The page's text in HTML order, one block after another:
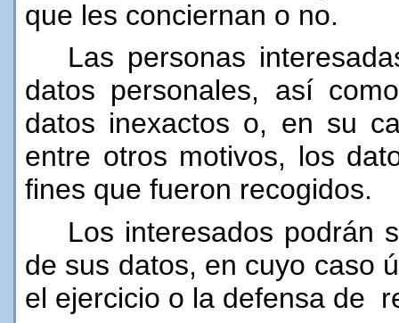
que les conciernan o no.
Las personas
datos personales, así
datos inexactos o, en su
entre otros motivos, los
fines que fueron recogidos.
Los interesados podrán
de sus datos, en cuyo caso
el ejercicio o la defensa de